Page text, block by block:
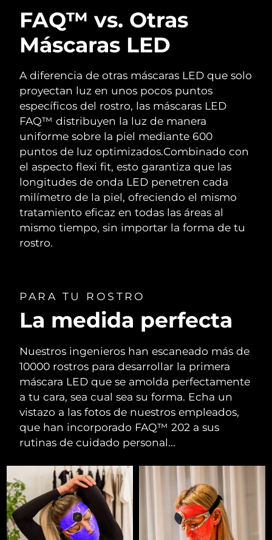
FAQ™ vs. Otras
Máscaras LED
A diferencia de otras máscaras LED que solo
proyectan luz en unos pocos puntos
específicos del rostro, las máscaras LED
FAQ™ distribuyen la luz de manera
uniforme sobre la piel mediante 600
puntos de luz optimizados.Combinado con
el aspecto flexi fit, esto garantiza que las
longitudes de onda LED penetren cada
milímetro de la piel, ofreciendo el mismo
tratamiento eficaz en todas las áreas al
mismo tiempo, sin importar la forma de tu
rostro.
PARA TU ROSTRO
La medida perfecta
Nuestros ingenieros han escaneado más de
10000 rostros para desarrollar la primera
máscara LED que se amolda perfectamente
a tu cara, sea cual sea su forma. Echa un
vistazo a las fotos de nuestros empleados,
que han incorporado FAQ™ 202 a sus
rutinas de cuidado personal...